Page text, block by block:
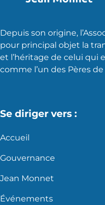
Depuis son origine,
pour principal objet la
et l’héritage de celui qui
comme l’un des Pères de
Se diriger vers :
Accueil
Gouvernance
Jean Monnet
Événements